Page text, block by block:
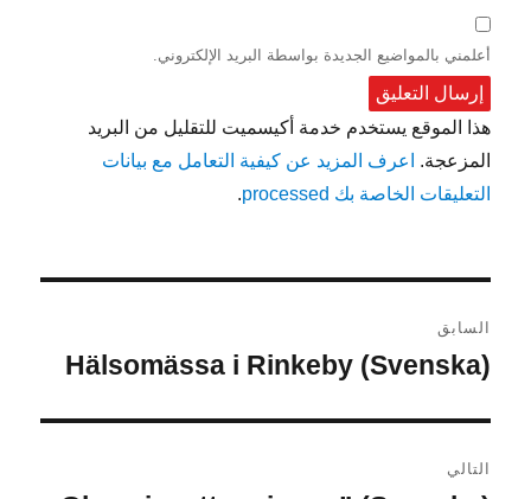
أعلمني بالمواضيع الجديدة بواسطة البريد الإلكتروني.
هذا الموقع يستخدم خدمة أكيسميت للتقليل من البريد
المزعجة.
اعرف المزيد عن كيفية التعامل مع بيانات
التعليقات الخاصة بك processed
.
المقالات
السابق
المقالة
(Svenska) Hälsomässa i Rinkeby
التالي